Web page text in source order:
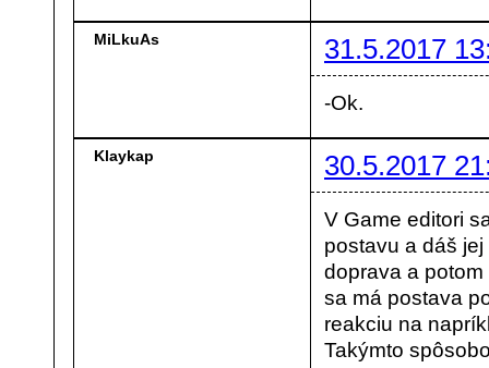
MiLkuAs 31.5.2017
-Ok.
Klaykap 30.5.2017
V Game editori
postavu a dáš
doprava a
sa má postava
reakciu na
Takýmto